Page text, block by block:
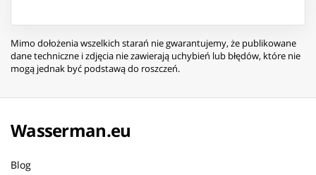
Mimo dołożenia wszelkich starań nie gwarantujemy, że publikowane
dane techniczne i zdjęcia nie zawierają uchybień lub błędów, które nie
mogą jednak być podstawą do roszczeń.
Wasserman.eu
Blog